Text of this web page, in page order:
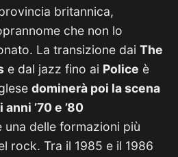
britannica,
che non lo
La transizione dai The
e dal jazz fino ai Police è
dominerà poi la scena
’70 e ’80
delle formazioni più
rock. Tra il 1985 e il 1986